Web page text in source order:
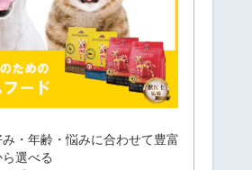
・年齢・悩みに合わせて豊富
選べる